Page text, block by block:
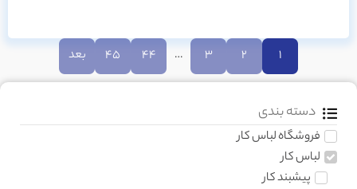
دسته بندی
فروشگاه لباس کار
لباس کار
پیشبند کار
1
2
3
…
44
45 بعد